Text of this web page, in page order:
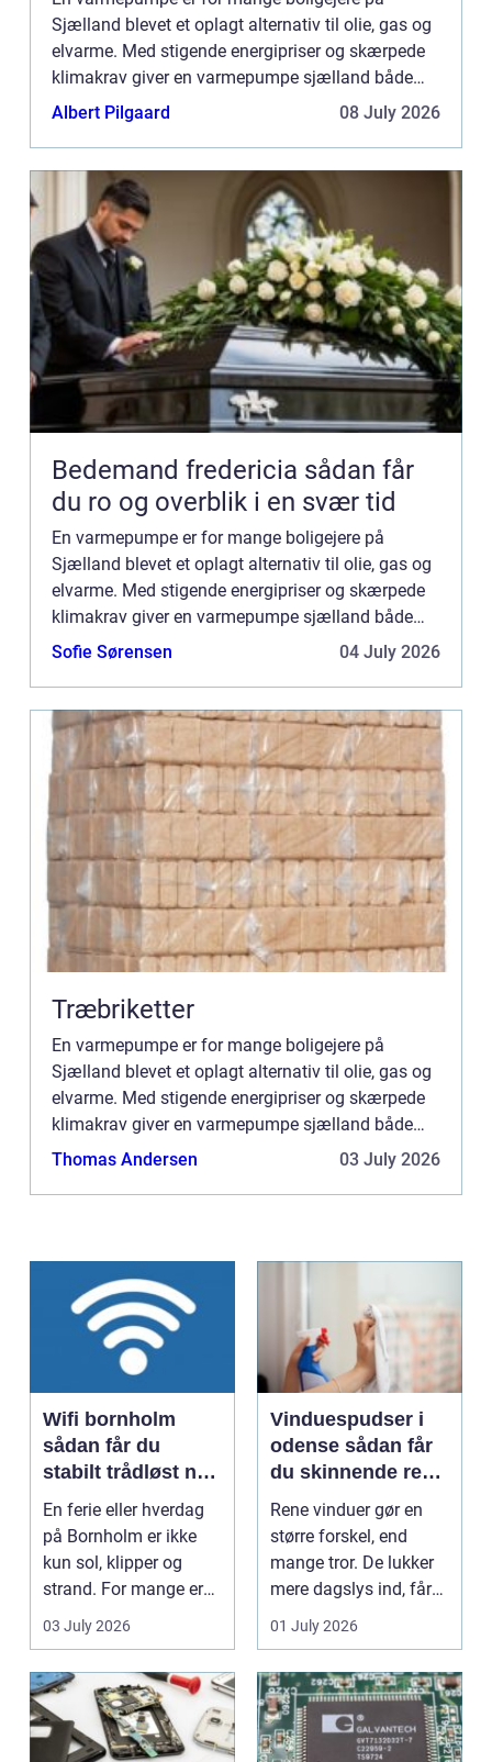
Sjælland blevet et oplagt alternativ til olie, gas og
elvarme. Med stigende energipriser og skærpede
klimakrav giver en varmepumpe sjælland både
lavere varmeregning og et mindre C...
Albert Pilgaard 08 July 2026
Bedemand fredericia sådan får
du ro og overblik i en svær tid
En varmepumpe er for mange boligejere på
Sjælland blevet et oplagt alternativ til olie, gas og
elvarme. Med stigende energipriser og skærpede
klimakrav giver en varmepumpe sjælland både
lavere varmeregning og et mindre C...
Sofie Sørensen 04 July 2026
Træbriketter
En varmepumpe er for mange boligejere på
Sjælland blevet et oplagt alternativ til olie, gas og
elvarme. Med stigende energipriser og skærpede
klimakrav giver en varmepumpe sjælland både
lavere varmeregning og et mindre C...
Thomas Andersen 03 July 2026
Wifi bornholm
sådan får du
stabilt trådløst net
på klippeøen
En ferie eller hverdag
på Bornholm er ikke
kun sol, klipper og
strand. For mange er
en stabil intern...
03 July 2026
Vinduespudser i
odense sådan får
du skinnende rene
ruder året rundt
Rene vinduer gør en
større forskel, end
mange tror. De lukker
mere dagslys ind, får
hjem og erhvervs...
01 July 2026